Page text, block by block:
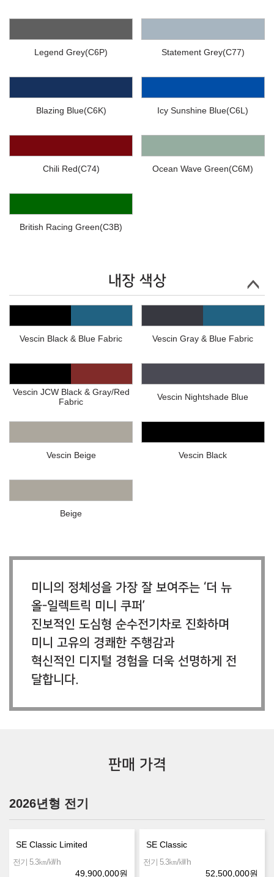
Legend Grey(C6P) Statement Grey(C77)
Blazing Blue(C6K) Icy Sunshine Blue(C6L)
Chili Red(C74) Ocean Wave Green(C6M)
British Racing Green(C3B)
내장 색상
Vescin Black & Blue Fabric Vescin Gray & Blue Fabric
Vescin JCW Black & Gray/Red
Fabric
Vescin Nightshade Blue
Vescin Beige Vescin Black
Beige
미니의 정체성을 가장 잘 보여주는 ‘더 뉴
올-일렉트릭 미니 쿠퍼’
진보적인 도심형 순수전기차로 진화하며
미니 고유의 경쾌한 주행감과
혁신적인 디지털 경험을 더욱 선명하게 전
달합니다.
판매 가격
2026년형 전기
SE Classic Limited
전기 5.3㎞/㎾h
49,900,000원
SE Classic
전기 5.3㎞/㎾h
52,500,000원